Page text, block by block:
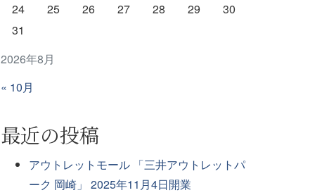
2026年8月
24
25 26 27 28 29
30
31
« 10月
最近の投稿
アウトレットモール 「三井アウトレットパ
ーク 岡崎」 2025年11月4日開業